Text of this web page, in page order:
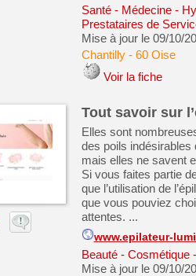
Santé - Médecine -
Prestataires de
Mise à jour le 09/10/
Chantilly- 60 Oise
Voir la fiche
Tout savoir sur
Elles sont
des poils indésirables
mais elles ne savent
Si vous faites partie
que l’utilisation de
que vous pouviez
attentes. ...
www.epilateur-
Beauté - Cosmétique
Mise à jour le 09/10/